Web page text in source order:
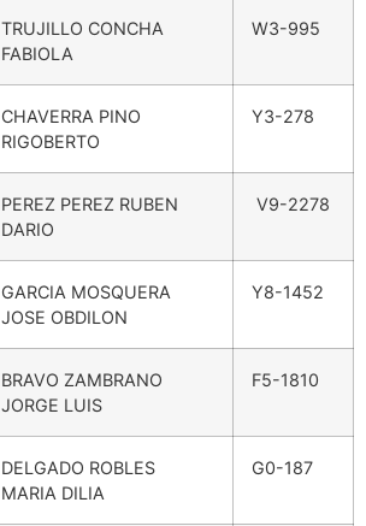
TRUJILLO CONCHA
FABIOLA
W3-995
CHAVERRA PINO
RIGOBERTO
Y3-278
PEREZ PEREZ RUBEN
DARIO
V9-2278
GARCIA MOSQUERA
JOSE OBDILON
Y8-1452
BRAVO ZAMBRANO
JORGE LUIS
F5-1810
DELGADO ROBLES
MARIA DILIA
G0-187